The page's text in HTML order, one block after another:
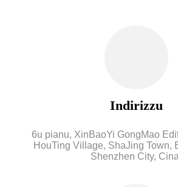
Indirizzu
6u pianu, XinBaoYi GongMao
HouTing Village, ShaJing Town,
Shenzhen City,